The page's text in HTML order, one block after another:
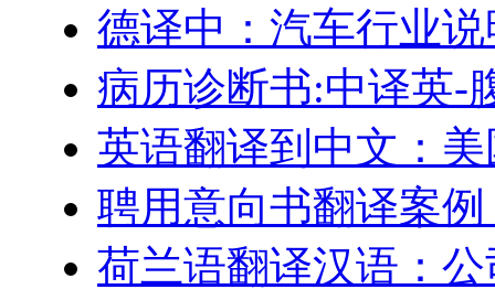
德译中：汽车行业
病历诊断书:中译英-
英语翻译到中文：
聘用意向书翻译案
荷兰语翻译汉语：